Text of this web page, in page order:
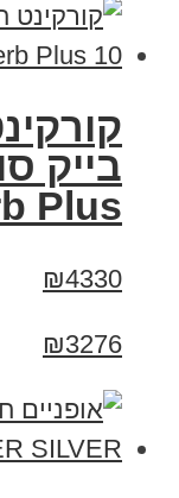
Plus
₪4330
₪3276